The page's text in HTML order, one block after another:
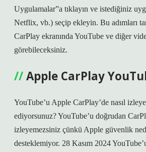
Uygulamalar”a tıklayın ve istediğiniz
Netflix, vb.) seçip ekleyin. Bu adımları
CarPlay ekranında YouTube ve diğer
görebileceksiniz.
Apple CarPlay
YouTube’u Apple CarPlay’de nasıl
ediyorsunuz? YouTube’u doğrudan
izleyemezsiniz çünkü Apple güvenlik
desteklemiyor. 28 Kasım 2024